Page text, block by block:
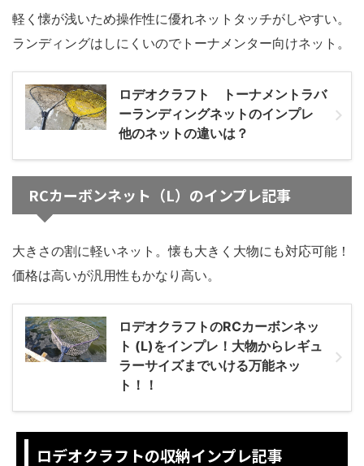
軽く懐が浅いため操作性に優れネットタッチがしやすい。
ランディングはしにくいのでトーナメンター向けネット。
ロデオクラフト トーナメントラバ
ーランディングネットのインプレ
他のネットの違いは？
RCカーボンネット（L）のインプレ記事
大きさの割に軽いネット。懐も大きく大物にも対応可能！
価格は高いが汎用性もかなり高い。
ロデオクラフトのRCカーボンネッ
ト (L)をインプレ！大物からレギュ
ラーサイズまでいける万能ネッ
ト！！
ロデオクラフトの収納インプレ記事